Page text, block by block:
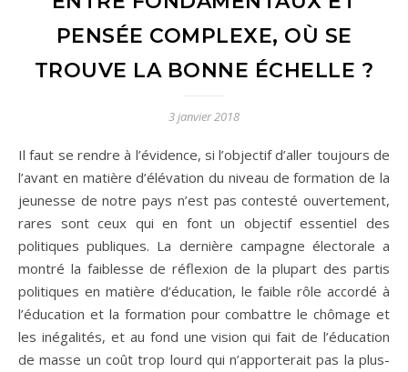
PENSÉE COMPLEXE, OÙ SE
TROUVE LA BONNE ÉCHELLE ?
3 janvier 2018
Il faut se rendre à l’évidence, si l’objectif d’aller toujours de
l’avant en matière d’élévation du niveau de formation de la
jeunesse de notre pays n’est pas contesté ouvertement,
rares sont ceux qui en font un objectif essentiel des
politiques publiques. La dernière campagne électorale a
montré la faiblesse de réflexion de la plupart des partis
politiques en matière d’éducation, le faible rôle accordé à
l’éducation et la formation pour combattre le chômage et
les inégalités, et au fond une vision qui fait de l’éducation
de masse un coût trop lourd qui n’apporterait pas la plus-